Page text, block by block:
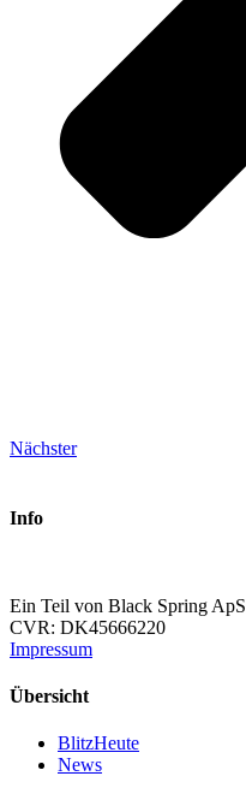
Nächster
Info
Ein Teil von Black Spring ApS
CVR: DK45666220
Impressum
Übersicht
BlitzHeute
News